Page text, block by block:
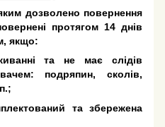
дозволено повернення
протягом 14 днів
якщо:
та не має слідів
подряпин, сколів,
та збережена